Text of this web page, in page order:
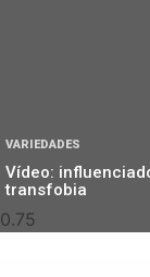
VARIEDADES
Vídeo:
transfobia